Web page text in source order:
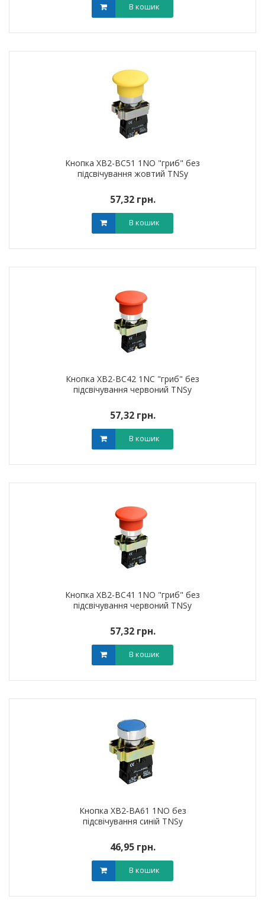
В кошик
Кнопка XB2-BC51 1NO "гриб" без
підсвічування жовтий TNSy
57,32 грн.
В кошик
Кнопка XB2-BC42 1NC "гриб" без
підсвічування червоний TNSy
57,32 грн.
В кошик
Кнопка XB2-BC41 1NO "гриб" без
підсвічування червоний TNSy
57,32 грн.
В кошик
Кнопка XB2-BA61 1NO без
підсвічування синій TNSy
46,95 грн.
В кошик